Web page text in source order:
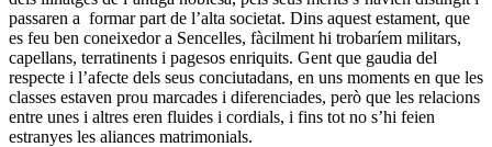
passaren a formar part de l’alta societat. Dins aquest estament, que
es feu ben coneixedor a Sencelles, fàcilment hi trobaríem militars,
capellans, terratinents i pagesos enriquits. Gent que gaudia del
respecte i l’afecte dels seus conciutadans, en uns moments en que les
classes estaven prou marcades i diferenciades, però que les relacions
entre unes i altres eren fluides i cordials, i fins tot no s’hi feien
estranyes les aliances matrimonials.